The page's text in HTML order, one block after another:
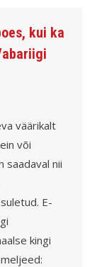
kui ka
väärikalt
või
saadaval nii
E-
kingi